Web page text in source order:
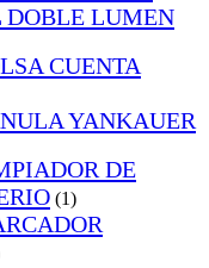
LUMEN
CUENTA
YANKAUER
DE
(1)